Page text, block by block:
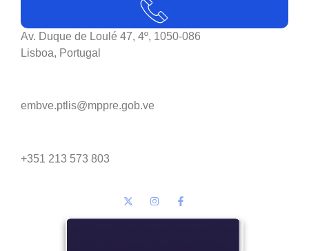
Av. Duque de Loulé 47, 4º, 1050-086
Lisboa, Portugal
embve.ptlis@mppre.gob.ve
+351 213 573 803